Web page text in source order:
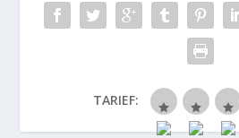
TARIEF: